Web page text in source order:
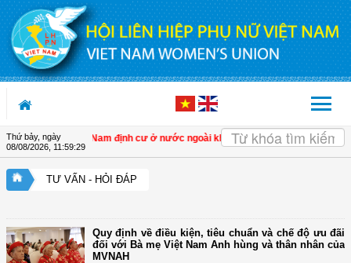
Truy cập nội dung luôn
Thứ bảy, ngày
08/08/2026, 11:59:30
gốc Việt Nam định cư ở nước ngoài không thuộc đối tượng được sở
TƯ VẤN - HỎI ĐÁP
Quy định về điều kiện, tiêu chuẩn và chế độ ưu đãi
đối với Bà mẹ Việt Nam Anh hùng và thân nhân của
MVNAH